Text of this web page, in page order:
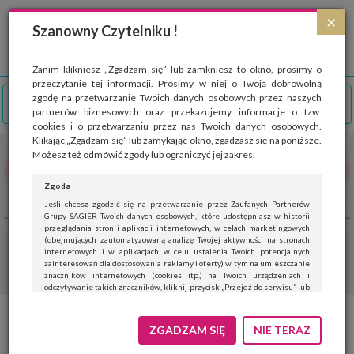
×
Szanowny Czytelniku !
Zanim klikniesz „Zgadzam się” lub zamkniesz to okno, prosimy o
przeczytanie tej informacji. Prosimy w niej o Twoją dobrowolną
zgodę na przetwarzanie Twoich danych osobowych przez naszych
partnerów biznesowych oraz przekazujemy informacje o tzw.
cookies i o przetwarzaniu przez nas Twoich danych osobowych.
Klikając „Zgadzam się” lub zamykając okno, zgadzasz się na poniższe.
Możesz też odmówić zgody lub ograniczyć jej zakres.
Zgoda
Jeśli chcesz zgodzić się na przetwarzanie przez Zaufanych Partnerów
Grupy SAGIER Twoich danych osobowych, które udostępniasz w historii
przeglądania stron i aplikacji internetowych, w celach marketingowych
(obejmujących zautomatyzowaną analizę Twojej aktywności na stronach
internetowych i w aplikacjach w celu ustalenia Twoich potencjalnych
zainteresowań dla dostosowania reklamy i oferty) w tym na umieszczanie
znaczników internetowych (cookies itp.) na Twoich urządzeniach i
odczytywanie takich znaczników, kliknij przycisk „Przejdź do serwisu” lub
Jeśli nie chcesz wyrazić zgody, kliknij „Nie teraz”.
Wyrażenie zgody jest dobrowolne. Możesz edytować zakres zgody, w tym
ZGADZAM SIĘ NIE TERAZ
Strona wykorzystuje pliki cookies, które służą głównie do celów statystycznych.
Wyrażając zgodę na używanie 'cookies', zezwalasz na zapisanie ich w pamięci
przeglądarki. Przejdź do
polityki cookies